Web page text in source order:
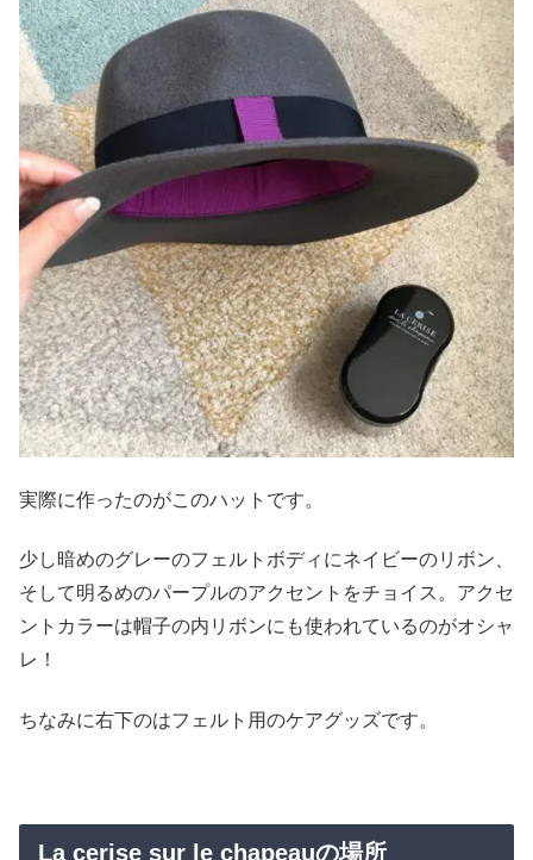
実際に作ったのがこのハットです。
少し暗めのグレーのフェルトボディにネイビーのリボン、
そして明るめのパープルのアクセントをチョイス。アクセ
ントカラーは帽子の内リボンにも使われているのがオシャ
レ！
ちなみに右下のはフェルト用のケアグッズです。
La cerise sur le chapeauの場所